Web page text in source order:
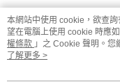
熱門標籤
本網站中使用 cookie，欲查
望在電腦上使用 cookie 時應
權條款 」之 Cookie 聲明。您
用條款之 Cookie 聲明使用
了解更多 >